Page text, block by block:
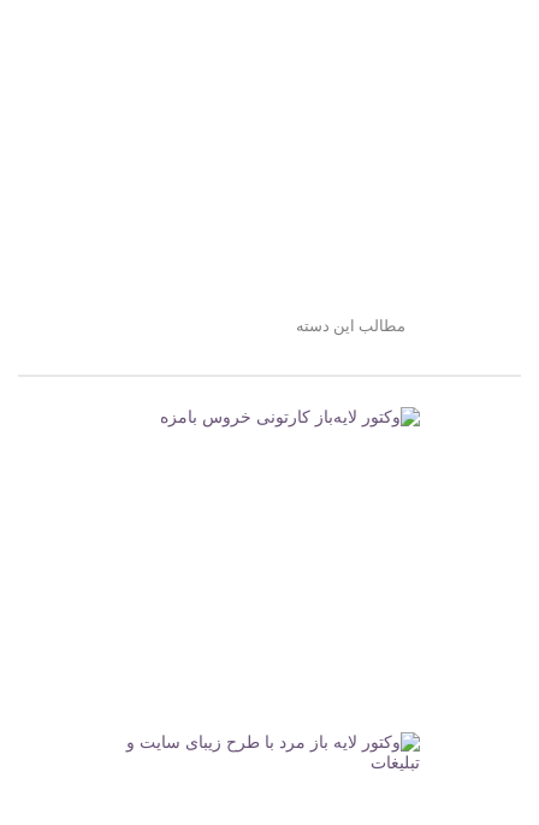
مطالب این دسته